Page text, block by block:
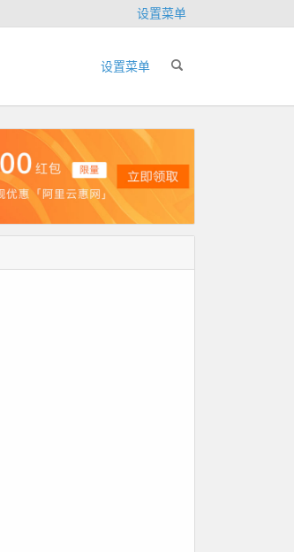
设置菜单
设置菜单